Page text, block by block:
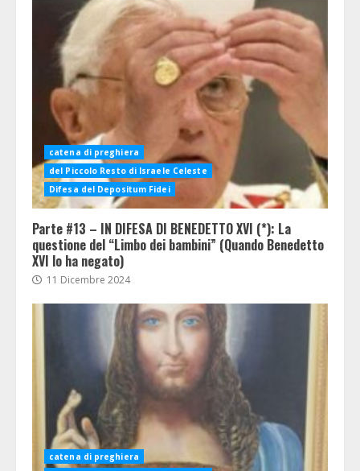
catena di preghiera
del Piccolo Resto di Israele Celeste
Difesa del Depositum Fidei
Parte #13 – IN DIFESA DI BENEDETTO XVI (*): La
questione del “Limbo dei bambini” (Quando Benedetto
XVI lo ha negato)
11 Dicembre 2024
catena di preghiera